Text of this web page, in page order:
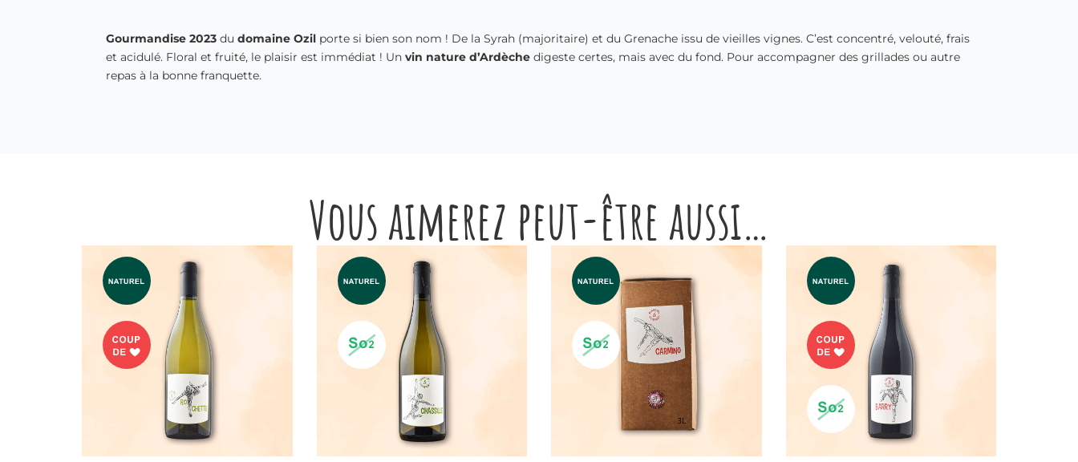
Gourmandise 2023 du domaine Ozil porte si bien son nom ! De la Syrah (majoritaire) et du Grenache issu de vieilles vignes. C’est concentré, velouté, frais
et acidulé. Floral et fruité, le plaisir est immédiat ! Un vin nature d’Ardèche digeste certes, mais avec du fond. Pour accompagner des grillades ou autre
repas à la bonne franquette.
Vous aimerez peut-être aussi…